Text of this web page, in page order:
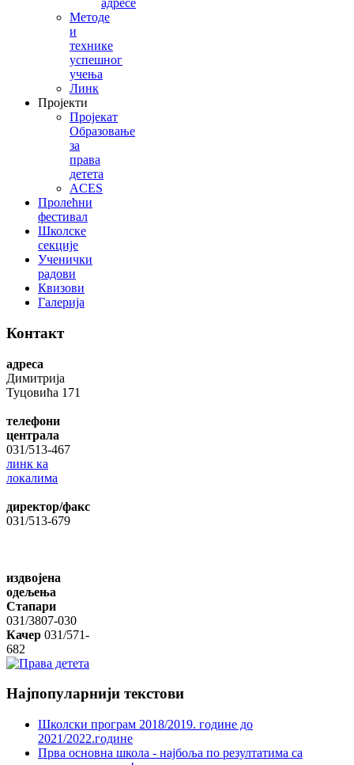
адресе
Методе
и
технике
успешног
учења
Линк
Пројекти
Пројекат
Образовање
за
права
детета
ACES
Пролећни
фестивал
Школске
секције
Ученички
радови
Квизови
Галерија
Контакт
адреса
Димитрија
Туцовића 171
телефони
централа
031/513-467
линк ка
локалима
директор/факс
031/513-679
издвојена
одељења
Стапари
031/3807-030
Качер 031/571-
682
Најпопуларнији текстови
Школски програм 2018/2019. године дo
2021/2022.године
Прва основна школа - најбоља по резултатима са